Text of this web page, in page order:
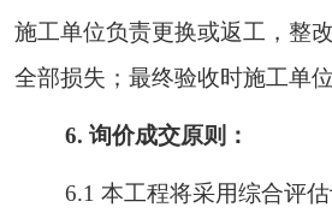
施工单位负责更换或返工，整
全部损失；最终验收时施工单
6. 询价成交原则：
6.1 本工程将采用综合评估